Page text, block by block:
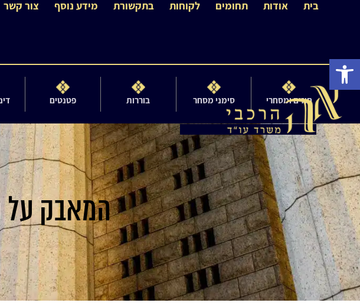
בית אודות תחומים לקוחות בתקשורת מידע נוסף צור קשר
חוזים ומסחרי סימני מסחר בוררות פטנטים
המאבק על
פתח סרגל נגישות